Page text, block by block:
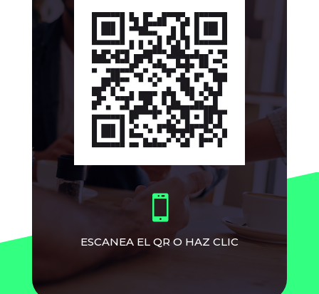

ESCANEA EL QR O HAZ CLIC